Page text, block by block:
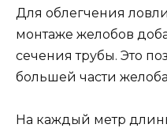
Для облегчения
монтаже желобов
сечения трубы. Это
большей части
На каждый метр